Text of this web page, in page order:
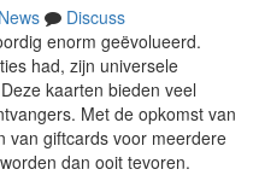
News
Discuss
enorm geëvolueerd.
had, zijn universele
kaarten bieden veel
Met de opkomst van
van giftcards voor meerdere
dan ooit tevoren.